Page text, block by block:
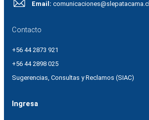
Email: comunicaciones@slepatacama.cl
Contacto
+56 44 2873 921
+56 44 2898 025
Sugerencias, Consultas y Reclamos (SIAC)
Ingresa